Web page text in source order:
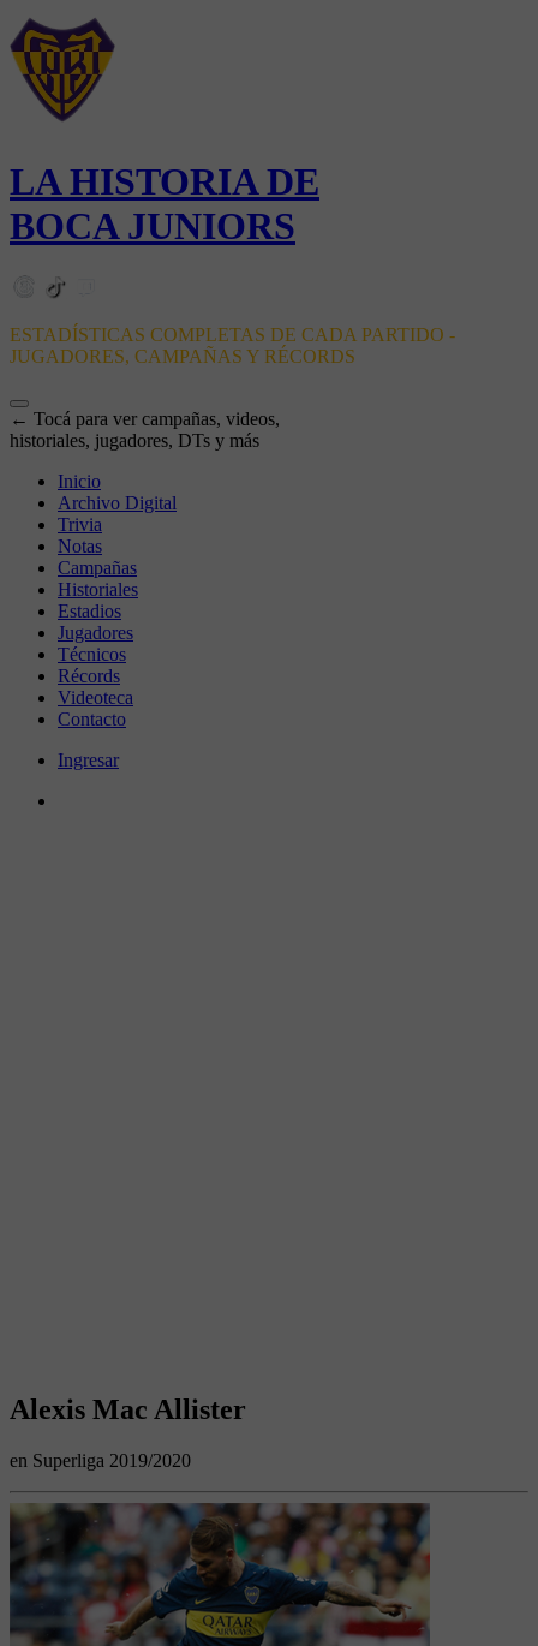
LA HISTORIA DE
BOCA JUNIORS
ESTADÍSTICAS COMPLETAS DE CADA PARTIDO -
JUGADORES, CAMPAÑAS Y RÉCORDS
← Tocá para ver campañas, videos,
historiales, jugadores, DTs y más
Inicio
Archivo Digital
Trivia
Notas
Campañas
Historiales
Estadios
Jugadores
Técnicos
Récords
Videoteca
Contacto
Ingresar
Alexis Mac Allister
en Superliga 2019/2020